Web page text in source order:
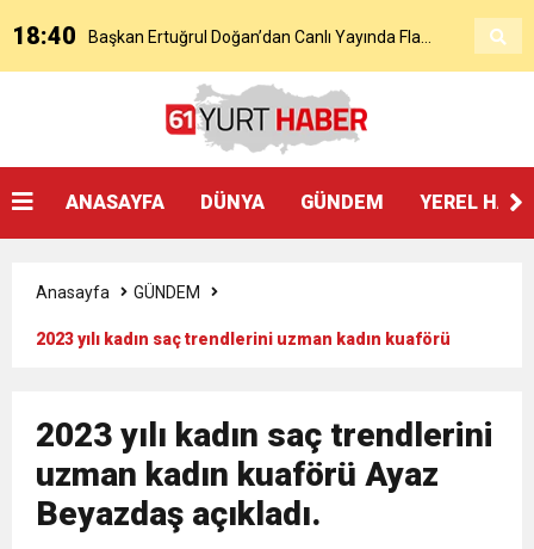
18:40 Başkan Ertuğrul Doğan’dan Canlı Yayında Flaş
Salah’ın Trabzon Programı Netleşti! Geliyor
18:59 Trabzonspor Mitongo Transferini KAP’a Bildirdi
SÜRMENE’DE 21.ÇAMFEST HEYECANI
ANASAYFA DÜNYA GÜNDEM YEREL
Anasayfa GÜNDEM
2023 yılı kadın saç trendlerini uzman kadın kuaförü
2023 yılı kadın saç trendlerini
uzman kadın kuaförü Ayaz
Beyazdaş açıkladı.